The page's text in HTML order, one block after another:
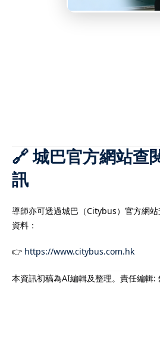
🔗 城巴官方網站查
訊
導師亦可透過城巴（Citybus）官方網
資料：
👉 https://www.citybus.com.hk
本資訊初稿為AI編輯及整理。責任編輯: